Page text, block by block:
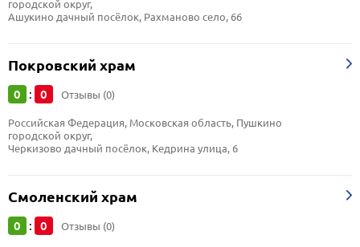
городской округ,
Ашукино дачный посёлок, Рахманово село, 66
Покровский храм
0 : 0 Отзывы (0)
Российская Федерация, Московская область, Пушкино
городской округ,
Черкизово дачный посёлок, Кедрина улица, 6
Смоленский храм
0 : 0 Отзывы (0)